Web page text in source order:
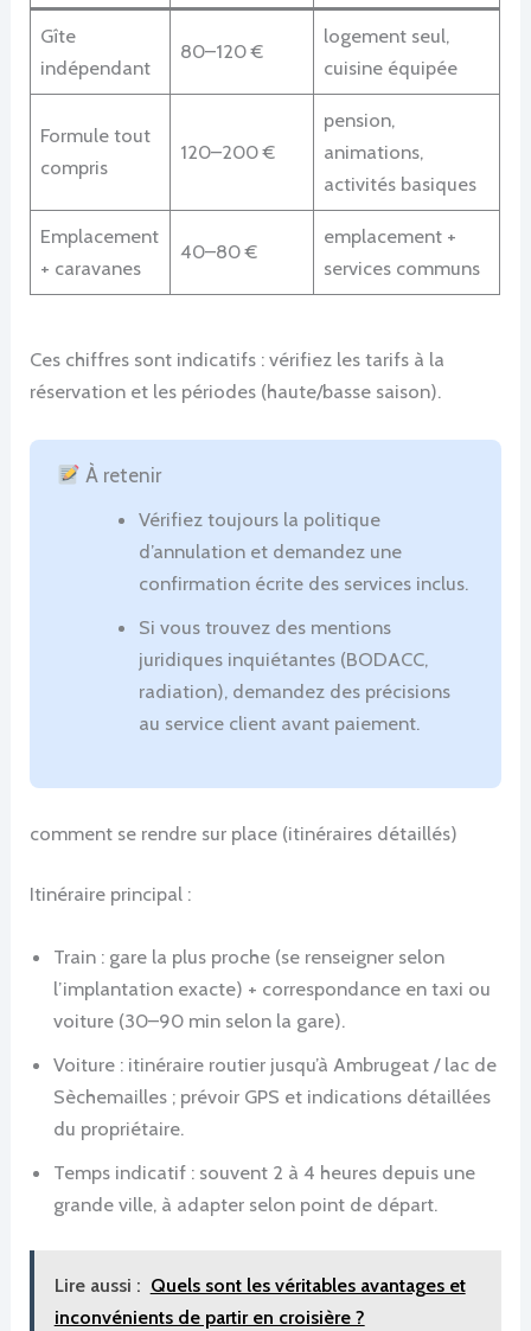
Gîte
indépendant
80–120 €
logement seul,
cuisine équipée
Formule tout
compris
120–200 €
pension,
animations,
activités basiques
Emplacement
+ caravanes
40–80 €
emplacement +
services communs
Ces chiffres sont indicatifs : vérifiez les tarifs à la
réservation et les périodes (haute/basse saison).
À retenir
Vérifiez toujours la politique
d’annulation et demandez une
confirmation écrite des services inclus.
Si vous trouvez des mentions
juridiques inquiétantes (BODACC,
radiation), demandez des précisions
au service client avant paiement.
comment se rendre sur place (itinéraires détaillés)
Itinéraire principal :
Train : gare la plus proche (se renseigner selon
l’implantation exacte) + correspondance en taxi ou
voiture (30–90 min selon la gare).
Voiture : itinéraire routier jusqu’à Ambrugeat / lac de
Sèchemailles ; prévoir GPS et indications détaillées
du propriétaire.
Temps indicatif : souvent 2 à 4 heures depuis une
grande ville, à adapter selon point de départ.
Lire aussi : Quels sont les véritables avantages et
inconvénients de partir en croisière ?